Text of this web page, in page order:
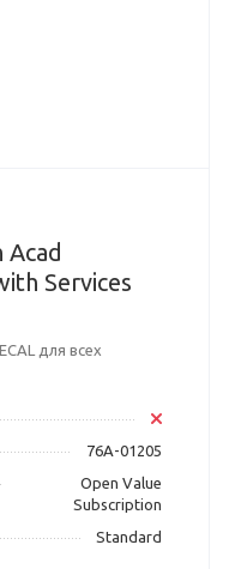
Acad
Services
для всех
76A-01205
Open Value
Subscription
Standard